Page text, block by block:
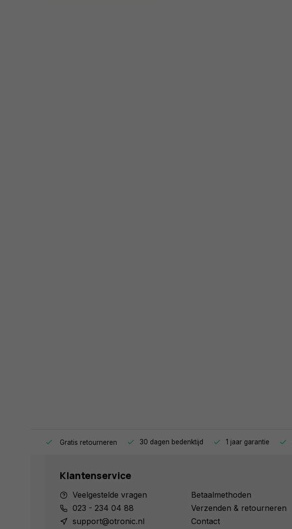
Gratis retourneren 30 dagen bedenktijd 1 jaar garantie
Klantenservice
Veelgestelde vragen
023 - 234 04 88
support@otronic.nl
Betaalmethoden
Verzenden & retourneren
Contact